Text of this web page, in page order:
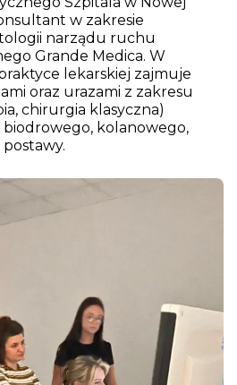
w zakresie
narządu ruchu
Grande Medica. W
lekarskiej zajmuje
oraz urazami z zakresu
chirurgia klasyczna)
kolanowego,